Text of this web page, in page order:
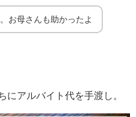
お母さんも助かったよ
にアルバイト代を手渡し。